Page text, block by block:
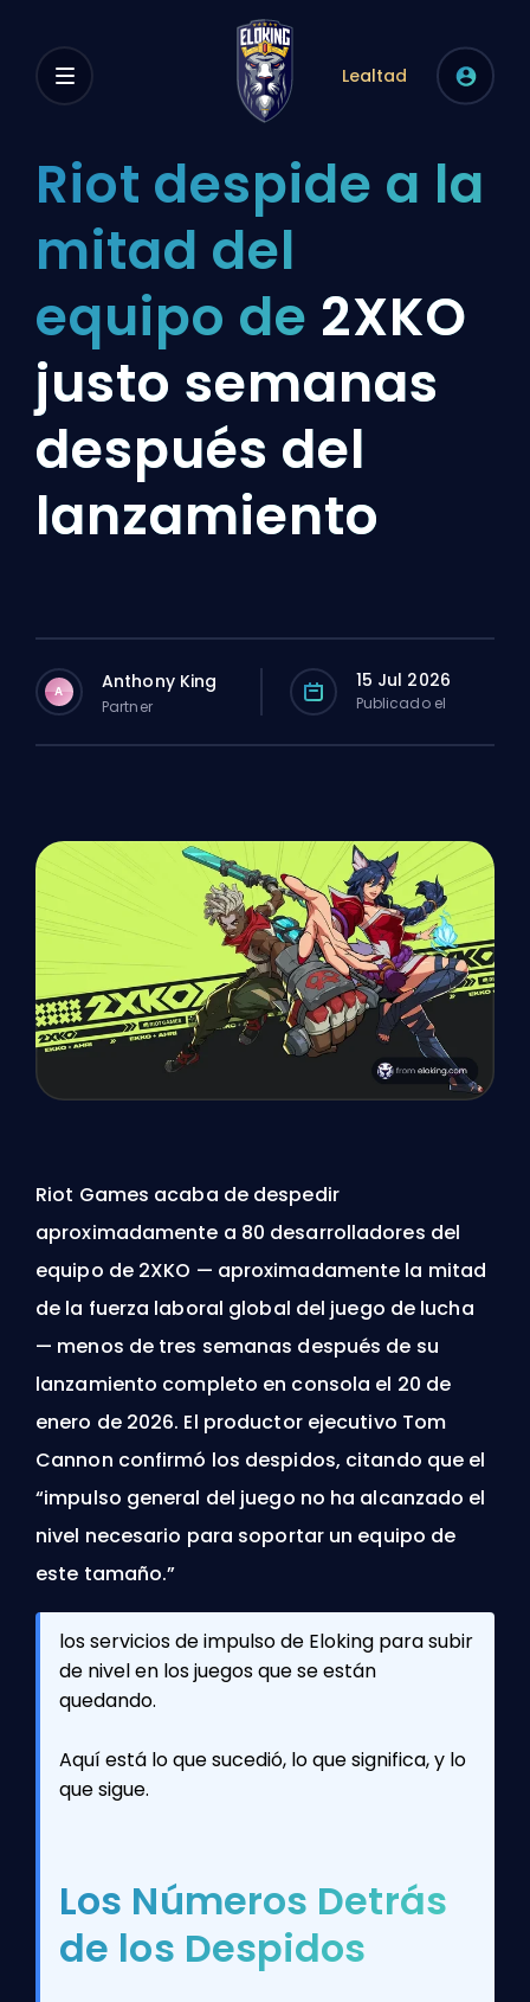
Lealtad
Riot despide a la
mitad del
equipo de 2XKO
justo semanas
después del
lanzamiento
A Anthony King
Partner
15 Jul 2026
Publicado el
Riot Games acaba de despedir
aproximadamente a 80 desarrolladores del
equipo de 2XKO — aproximadamente la mitad
de la fuerza laboral global del juego de lucha
— menos de tres semanas después de su
lanzamiento completo en consola el 20 de
enero de 2026. El productor ejecutivo Tom
Cannon confirmó los despidos, citando que el
“impulso general del juego no ha alcanzado el
nivel necesario para soportar un equipo de
este tamaño.”
los servicios de impulso de Eloking para subir
de nivel en los juegos que se están
quedando.
Aquí está lo que sucedió, lo que significa, y lo
que sigue.
Los Números Detrás
de los Despidos